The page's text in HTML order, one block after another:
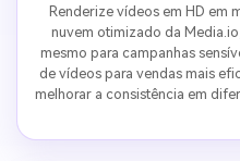
Renderize vídeos em HD em
nuvem otimizado da
mesmo para campanhas
de vídeos para vendas mais
melhorar a consistência em